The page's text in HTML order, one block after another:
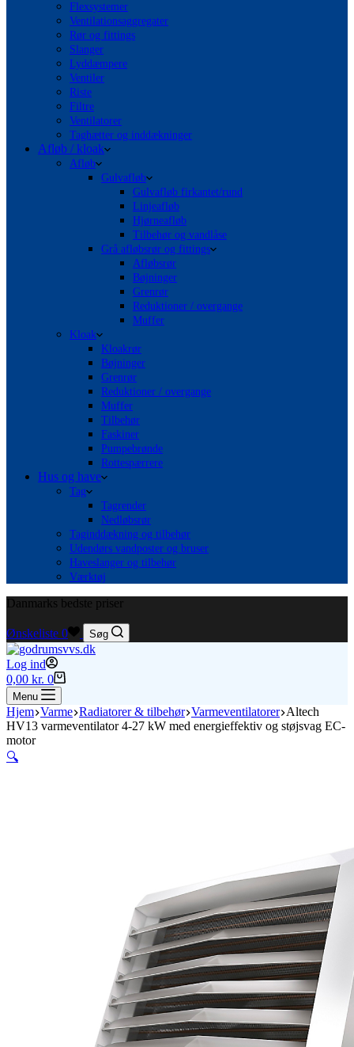
Flexsystemer
Ventilationsaggregater
Rør og fittings
Slanger
Lyddæmpere
Ventiler
Riste
Filtre
Ventilatorer
Taghætter og inddækninger
Afløb / kloak
Afløb
Gulvafløb
Gulvafløb firkantet/rund
Linjeafløb
Hjørneafløb
Tilbehør og vandlåse
Grå afløbsrør og fittings
Afløbsrør
Bøjninger
Grenrør
Reduktioner / overgange
Muffer
Kloak
Kloakrør
Bøjninger
Grenrør
Reduktioner / overgange
Muffer
Tilbehør
Faskiner
Pumpebrønde
Rottespærrere
Hus og have
Tag
Tagrender
Nedløbsrør
Taginddækning og tilbehør
Udendørs vandposter og bruser
Haveslanger og tilbehør
Værktøj
Danmarks bedste priser
Ønskeliste 0 Søg
Log ind
Indkøbskurv
0,00 kr. 0
Menu
Hjem Varme Radiatorer & tilbehør Varmeventilatorer Altech
HV13 varmeventilator 4-27 kW med energieffektiv og støjsvag EC-
motor
🔍